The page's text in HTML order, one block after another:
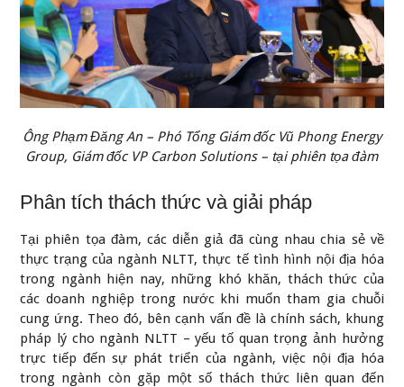
Ông Phạm Đăng An – Phó Tổng Giám đốc Vũ Phong Energy
Group, Giám đốc VP Carbon Solutions – tại phiên tọa đàm
Phân tích thách thức và giải pháp
Tại phiên tọa đàm, các diễn giả đã cùng nhau chia sẻ về
thực trạng của ngành NLTT, thực tế tình hình nội địa hóa
trong ngành hiện nay, những khó khăn, thách thức của
các doanh nghiệp trong nước khi muốn tham gia chuỗi
cung ứng. Theo đó, bên cạnh vấn đề là chính sách, khung
pháp lý cho ngành NLTT – yếu tố quan trọng ảnh hưởng
trực tiếp đến sự phát triển của ngành, việc nội địa hóa
trong ngành còn gặp một số thách thức liên quan đến